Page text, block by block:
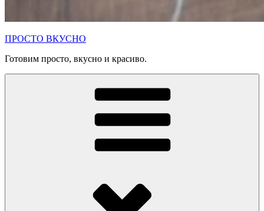
ПРОСТО ВКУСНО
Готовим просто, вкусно и красиво.